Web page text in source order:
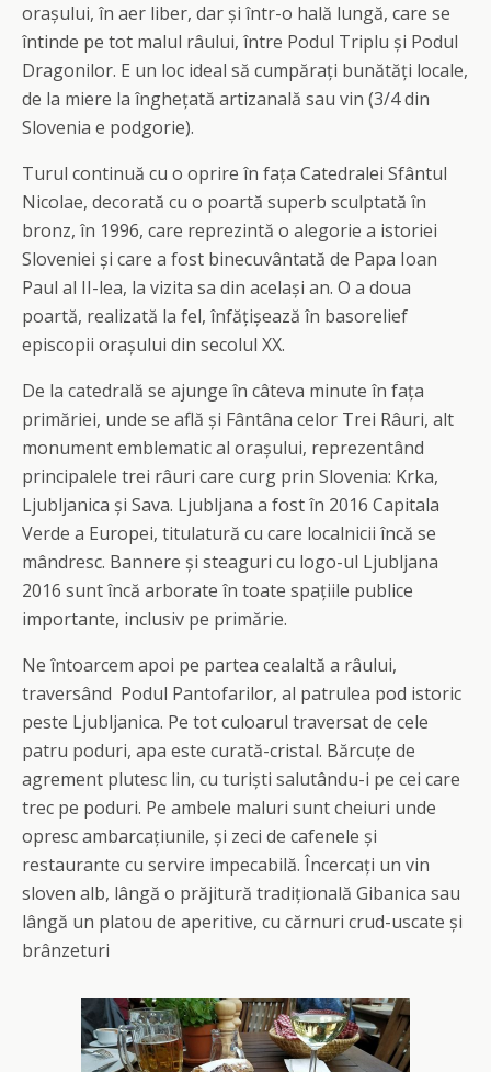
orașului, în aer liber, dar și într-o hală lungă, care se
întinde pe tot malul râului, între Podul Triplu și Podul
Dragonilor. E un loc ideal să cumpărați bunătăți locale,
de la miere la înghețată artizanală sau vin (3/4 din
Slovenia e podgorie).
Turul continuă cu o oprire în fața Catedralei Sfântul
Nicolae, decorată cu o poartă superb sculptată în
bronz, în 1996, care reprezintă o alegorie a istoriei
Sloveniei și care a fost binecuvântată de Papa Ioan
Paul al II-lea, la vizita sa din același an. O a doua
poartă, realizată la fel, înfățișează în basorelief
episcopii orașului din secolul XX.
De la catedrală se ajunge în câteva minute în fața
primăriei, unde se află și Fântâna celor Trei Râuri, alt
monument emblematic al orașului, reprezentând
principalele trei râuri care curg prin Slovenia: Krka,
Ljubljanica și Sava. Ljubljana a fost în 2016 Capitala
Verde a Europei, titulatură cu care localnicii încă se
mândresc. Bannere și steaguri cu logo-ul Ljubljana
2016 sunt încă arborate în toate spațiile publice
importante, inclusiv pe primărie.
Ne întoarcem apoi pe partea cealaltă a râului,
traversând Podul Pantofarilor, al patrulea pod istoric
peste Ljubljanica. Pe tot culoarul traversat de cele
patru poduri, apa este curată-cristal. Bărcuțe de
agrement plutesc lin, cu turiști salutându-i pe cei care
trec pe poduri. Pe ambele maluri sunt cheiuri unde
opresc ambarcațiunile, și zeci de cafenele și
restaurante cu servire impecabilă. Încercați un vin
sloven alb, lângă o prăjitură tradițională Gibanica sau
lângă un platou de aperitive, cu cărnuri crud-uscate și
brânzeturi